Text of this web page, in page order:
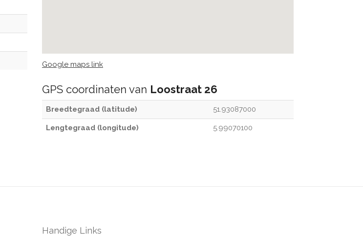
Google maps link
GPS coordinaten van Loostraat 26
Breedtegraad (latitude) 51.93087000
Lengtegraad (longitude) 5.99070100
Handige Links